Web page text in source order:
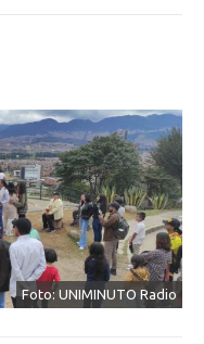
Foto: UNIMINUTO Radio